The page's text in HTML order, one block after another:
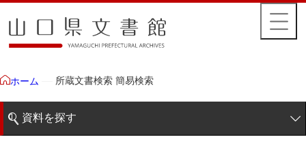
ホーム 所蔵文書検索 簡易検索
資料を探す